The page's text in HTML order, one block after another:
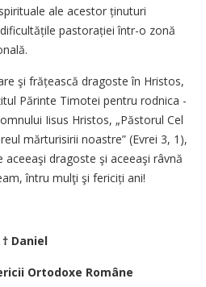
ale acestor ținuturi
pas­to­rației într-o zonă
şi frățească dragoste în Hristos,
Părinte Timotei pentru rodnica
Iisus ­Hristos, „Păstorul Cel
mărturisirii noastre” (Evrei 3, 1),
aceeaşi dragoste şi aceeaşi râvnă
întru mulţi şi fericiți ani!
† Daniel
Ortodoxe Române